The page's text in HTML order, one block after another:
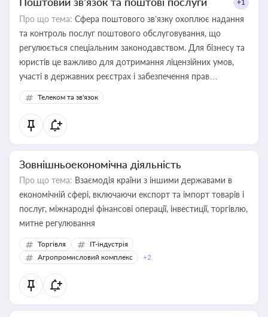
+1
Про що тема: Сфера поштового зв’язку охоплює надання
та контроль послуг поштового обслуговування, що
регулюється спеціальним законодавством. Для бізнесу та
юристів це важливо для дотримання ліцензійних умов,
участі в державних реєстрах і забезпечення прав
споживачів.
Телеком та зв'язок
Зовнішньоекономічна діяльність
Про що тема: Взаємодія країни з іншими державами в
економічній сфері, включаючи експорт та імпорт товарів і
послуг, міжнародні фінансові операції, інвестиції, торгівлю,
митне регулювання
Торгівля
IT-індустрія
Агропромисловий комплекс
+2